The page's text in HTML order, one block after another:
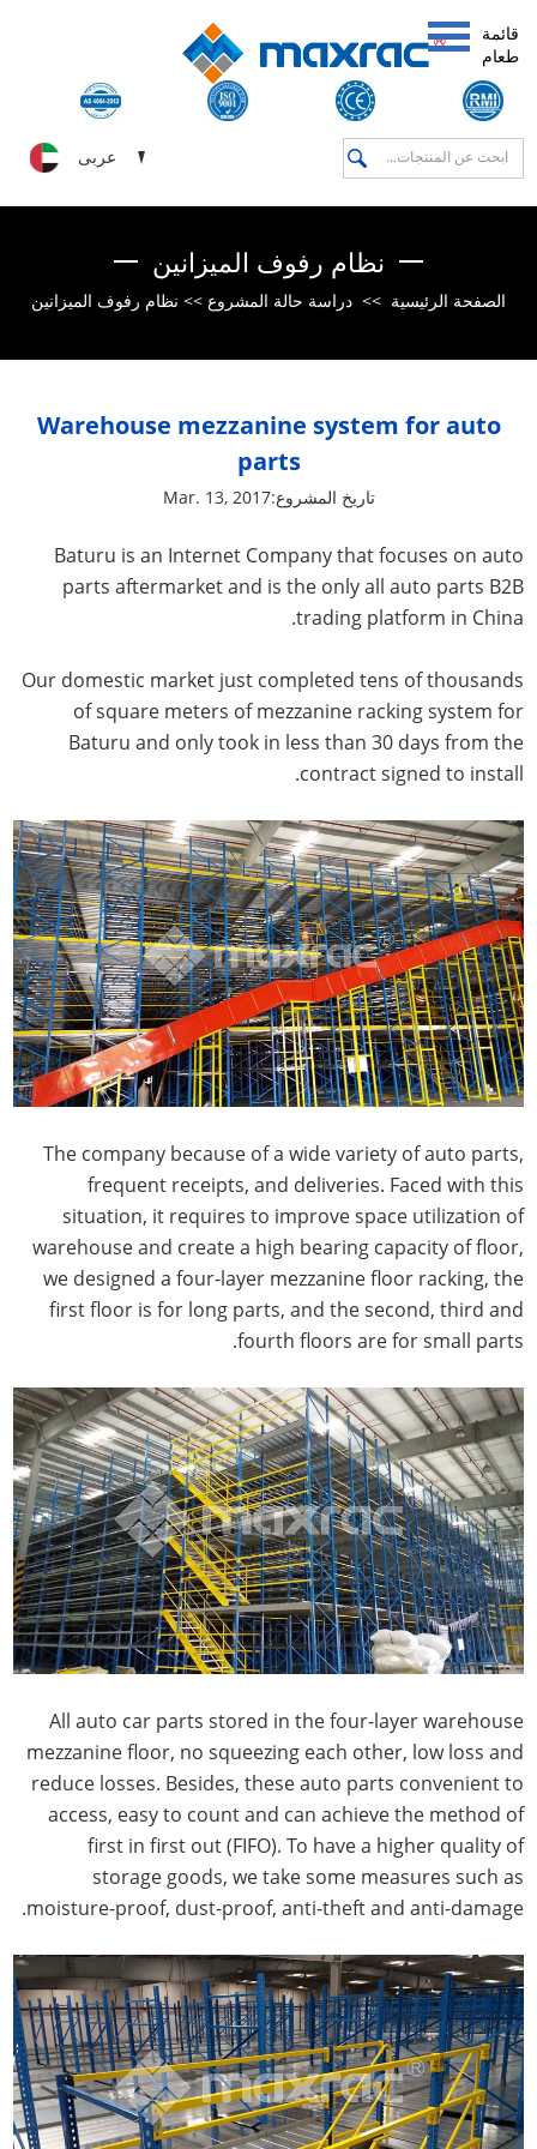
قائمة
طعام
عربى
نظام رفوف الميزانين
الصفحة الرئيسية >> دراسة حالة المشروع >> نظام رفوف الميزانين
Warehouse mezzanine system for auto
parts
تاريخ المشروع:Mar. 13, 2017
Baturu is an Internet Company that focuses on auto
parts aftermarket and is the only all auto parts B2B
trading platform in China.
Our domestic market just completed tens of thousands
of square meters of mezzanine racking system for
Baturu and only took in less than 30 days from the
contract signed to install.
The company because of a wide variety of auto parts,
frequent receipts, and deliveries. Faced with this
situation, it requires to improve space utilization of
warehouse and create a high bearing capacity of floor,
we designed a four-layer mezzanine floor racking, the
first floor is for long parts, and the second, third and
fourth floors are for small parts.
All auto car parts stored in the four-layer warehouse
mezzanine floor, no squeezing each other, low loss and
reduce losses. Besides, these auto parts convenient to
access, easy to count and can achieve the method of
first in first out (FIFO). To have a higher quality of
storage goods, we take some measures such as
moisture-proof, dust-proof, anti-theft and anti-damage.